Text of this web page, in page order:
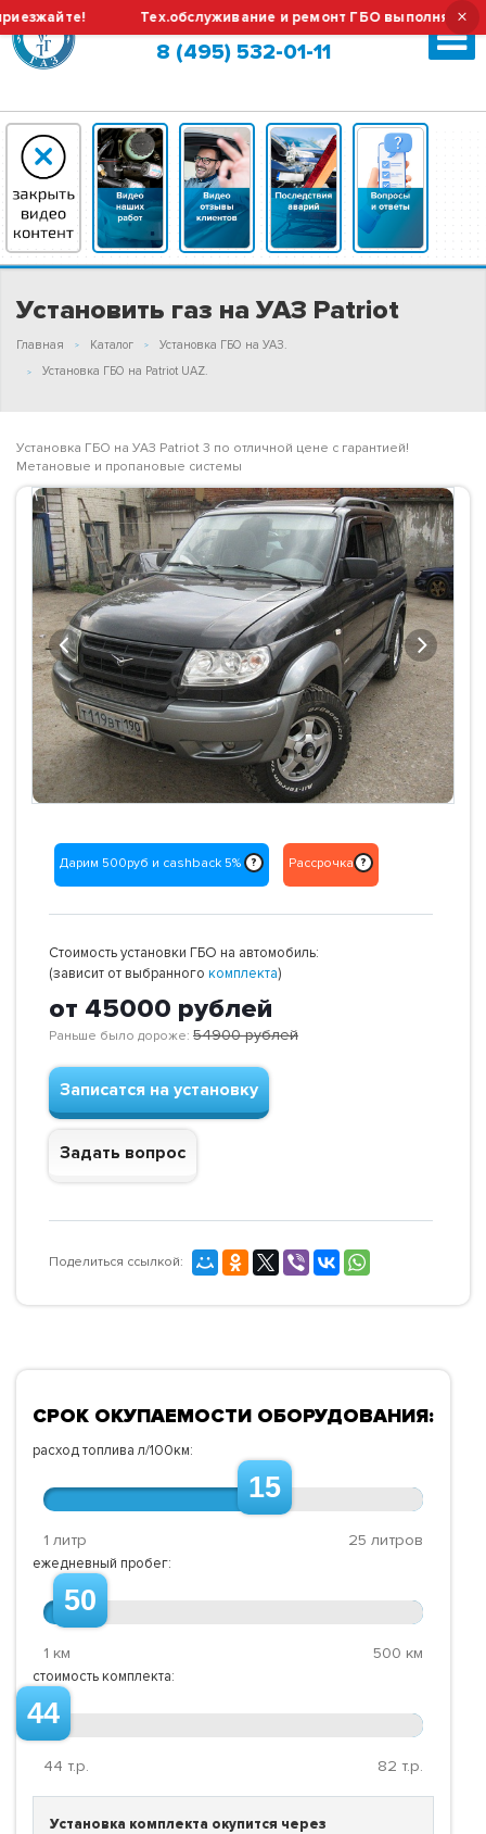
Тех.обслуживание и ремонт ГБО выполняем без×
Москва (сменить город?)
8 (495) 532-01-11
Установить газ на УАЗ Patriot
Главная Каталог
Установка ГБО на УАЗ.
Установка ГБО на Patriot UAZ.
Установка ГБО на УАЗ Patriot 3 по отличной цене с гарантией!
Метановые и пропановые системы
Previous Next
Дарим 500руб и cashback 5% ? Рассрочка ?
Стоимость установки ГБО на автомобиль:
(зависит от выбранного комплекта)
от 45000 рублей
Раньше было дороже: 54900рублей
Записатся на установку
Задать вопрос
Поделиться ссылкой:
СРОК ОКУПАЕМОСТИ ОБОРУДОВАНИЯ:
расход топлива л/100км:
15
1 литр 25 литров
ежедневный пробег:
50
1 км 500 км
стоимость комплекта:
44
44 т.р. 82 т.р.
Установка комплекта окупится через